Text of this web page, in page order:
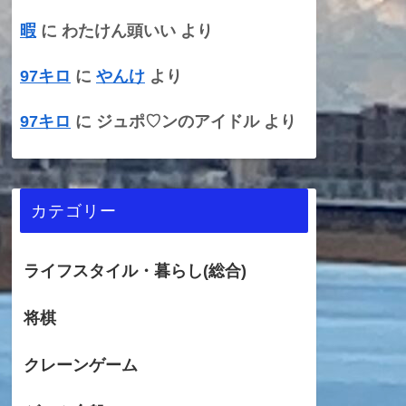
暇 に わたけん頭いい より
97キロ に やんけ より
97キロ に ジュポ♡ンのアイドルより
カテゴリー
ライフスタイル・暮らし(総合)
将棋
クレーンゲーム